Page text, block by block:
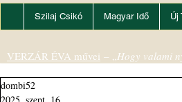
Szilaj Csikó Magyar Idő Új
dombi52
VERZÁR ÉVA művei – „Hogy valami